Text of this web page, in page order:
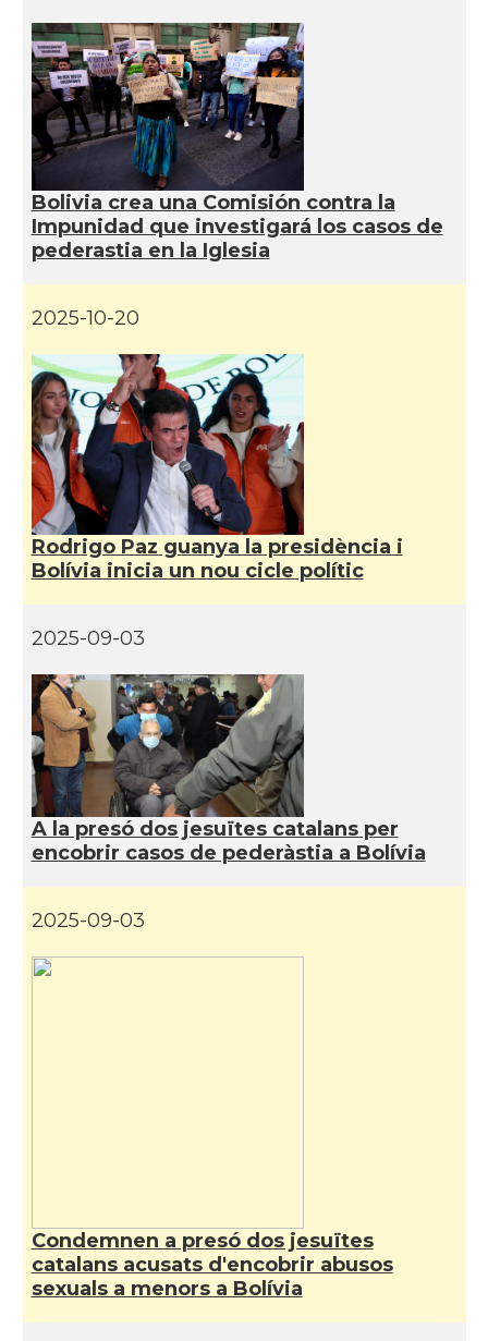
Bolivia crea una Comisión contra la
Impunidad que investigará los casos de
pederastia en la Iglesia
2025-10-20
Rodrigo Paz guanya la presidència i
Bolívia inicia un nou cicle polític
2025-09-03
A la presó dos jesuïtes catalans per
encobrir casos de pederàstia a Bolívia
2025-09-03
Condemnen a presó dos jesuïtes
catalans acusats d'encobrir abusos
sexuals a menors a Bolívia